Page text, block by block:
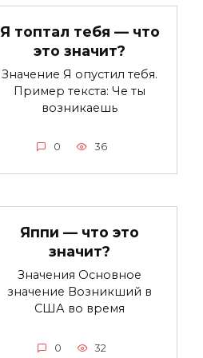
Я топтал тебя — что
это значит?
Значение Я опустил тебя.
Пример текста: Че ты
возникаешь
0 36
Яппи — что это
значит?
Значения Основное
значение Возникший в
США во время
0 32